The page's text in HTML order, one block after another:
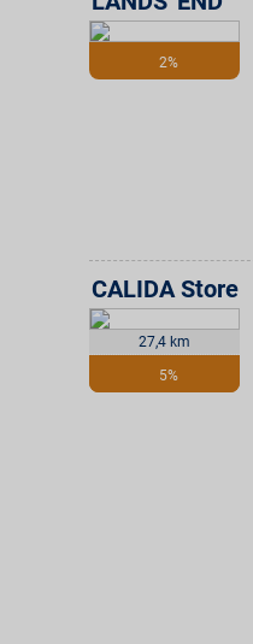
2%
27,4 km
5%
CALIDA Store